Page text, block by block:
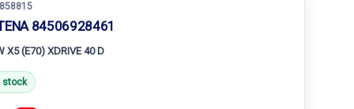
84506928461
X5 (E70) XDRIVE 40 D
stock